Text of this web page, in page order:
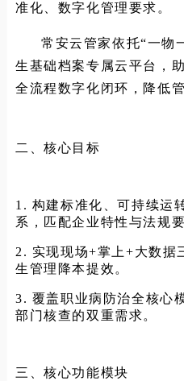
准化、数字化管理要求。
常安云管家依托“一物
生基础档案专属云平台，
全流程数字化闭环，降低
二、核心目标
1. 构建标准化、可持续运
系，匹配企业特性与法规要
2. 实现现场+掌上+大数据
生管理降本提效。
3. 覆盖职业病防治全核心
部门核查的双重需求。
三、核心功能模块